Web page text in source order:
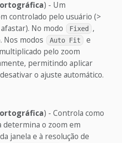
) - Um
controlado pelo usuário (>
No modo
Fixed
,
Nos modos
Auto Fit e
pelo zoom
permitindo aplicar
o ajuste automático.
) - Controla como
determina o zoom em
janela e à resolução de